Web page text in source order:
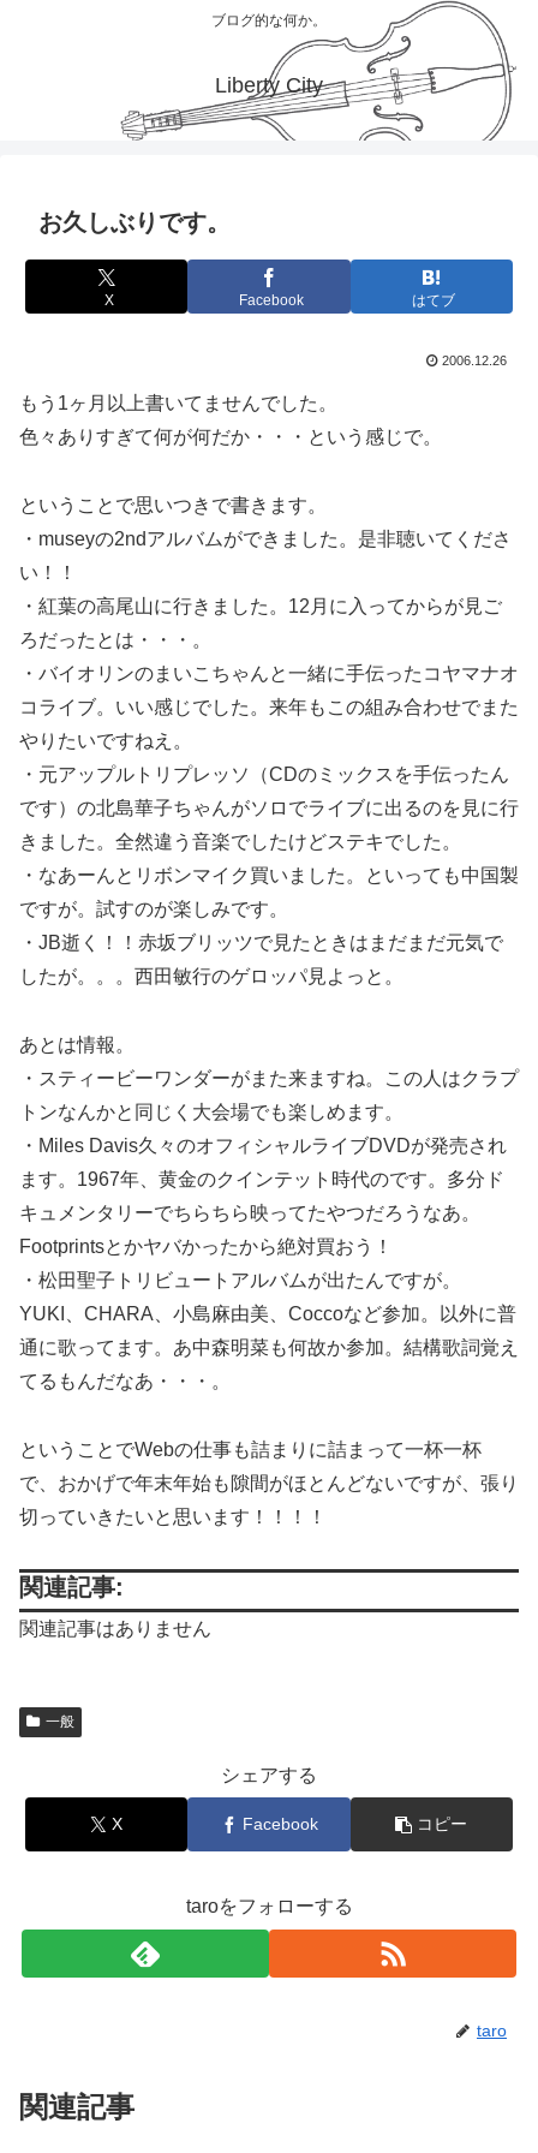
ブログ的な何か。
Liberty City
お久しぶりです。
X Facebook はてブ
2006.12.26
もう1ヶ月以上書いてませんでした。
色々ありすぎて何が何だか・・・という感じで。
ということで思いつきで書きます。
・museyの2ndアルバムができました。是非聴いてくださ
い！！
・紅葉の高尾山に行きました。12月に入ってからが見ご
ろだったとは・・・。
・バイオリンのまいこちゃんと一緒に手伝ったコヤマナオ
コライブ。いい感じでした。来年もこの組み合わせでまた
やりたいですねえ。
・元アップルトリプレッソ（CDのミックスを手伝ったん
です）の北島華子ちゃんがソロでライブに出るのを見に行
きました。全然違う音楽でしたけどステキでした。
・なあーんとリボンマイク買いました。といっても中国製
ですが。試すのが楽しみです。
・JB逝く！！赤坂ブリッツで見たときはまだまだ元気で
したが。。。西田敏行のゲロッパ見よっと。
あとは情報。
・スティービーワンダーがまた来ますね。この人はクラプ
トンなんかと同じく大会場でも楽しめます。
・Miles Davis久々のオフィシャルライブDVDが発売され
ます。1967年、黄金のクインテット時代のです。多分ド
キュメンタリーでちらちら映ってたやつだろうなあ。
Footprintsとかヤバかったから絶対買おう！
・松田聖子トリビュートアルバムが出たんですが。
YUKI、CHARA、小島麻由美、Coccoなど参加。以外に普
通に歌ってます。あ中森明菜も何故か参加。結構歌詞覚え
てるもんだなあ・・・。
ということでWebの仕事も詰まりに詰まって一杯一杯
で、おかげで年末年始も隙間がほとんどないですが、張り
切っていきたいと思います！！！！
関連記事:
関連記事はありません
一般
シェアする
X Facebook コピー
taroをフォローする
taro
関連記事